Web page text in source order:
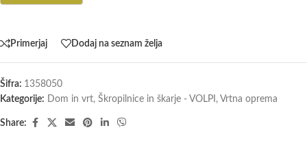
Primerjaj Dodaj na seznam želja
Šifra: 1358050
Kategorije: Dom in vrt, Škropilnice in škarje - VOLPI , Vrtna oprema
Share: